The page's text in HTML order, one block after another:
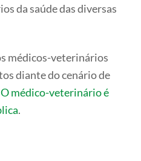
da saúde das diversas
médicos-veterinários
diante do cenário de
O médico-veterinário é
.